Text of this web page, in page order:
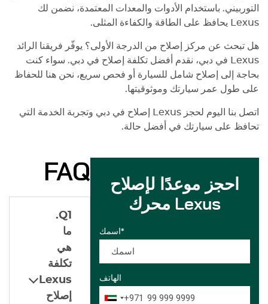
التوربيني. باستخدام الأدوات والمعدات المعتمدة، نضمن لك
Lexus يحافظ على الطاقة والكفاءة المثلى.
هل تبحث عن مركز إصلاح من الدرجة الأولى؟ يوفّر فريقنا الرائد
Lexus في دبي، نقدم أفضل تكلفة إصلاح في دبي. سواء كنت
بحاجة إلى إصلاح شامل للسيارة أو فحص سريع، نحن هنا للحفاظ
على طول عمر سيارتك وموثوقيتها.
اتصل بنا اليوم لحجز Lexus
إصلاح في دبي وتجربة الخدمة التي
تحافظ على سيارتك في أفضل حالة.
FAQ
Q1.
ما
هي
تكلفة
Lexus
إصلاح
احجز موعدًا لإصلاح
محرك Lexus
اسمك*
الهاتف
+971